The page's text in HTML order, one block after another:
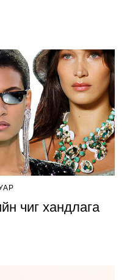
чиг хандлага